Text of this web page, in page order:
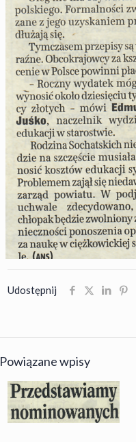
Udostępnij
Powiązane wpisy